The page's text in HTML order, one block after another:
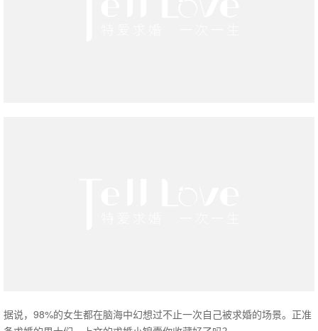
据说，98%的女生都在脑海中幻想过不止一次自己被求婚的场景。正准